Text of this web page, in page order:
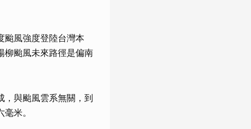
颱風強度登陸台灣本
柳颱風未來路徑是偏南
，與颱風雲系無關，到
米。